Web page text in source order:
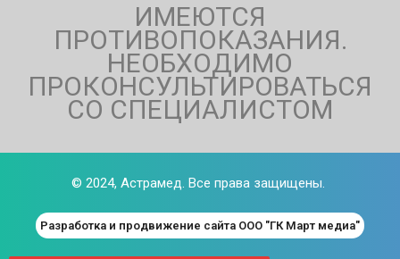
ИМЕЮТСЯ
ПРОТИВОПОКАЗАНИЯ.
НЕОБХОДИМО
ПРОКОНСУЛЬТИРОВАТЬСЯ
СО СПЕЦИАЛИСТОМ
© 2024, Астрамед. Все права защищены.
Разработка и продвижение сайта ООО "ГК Март медиа"